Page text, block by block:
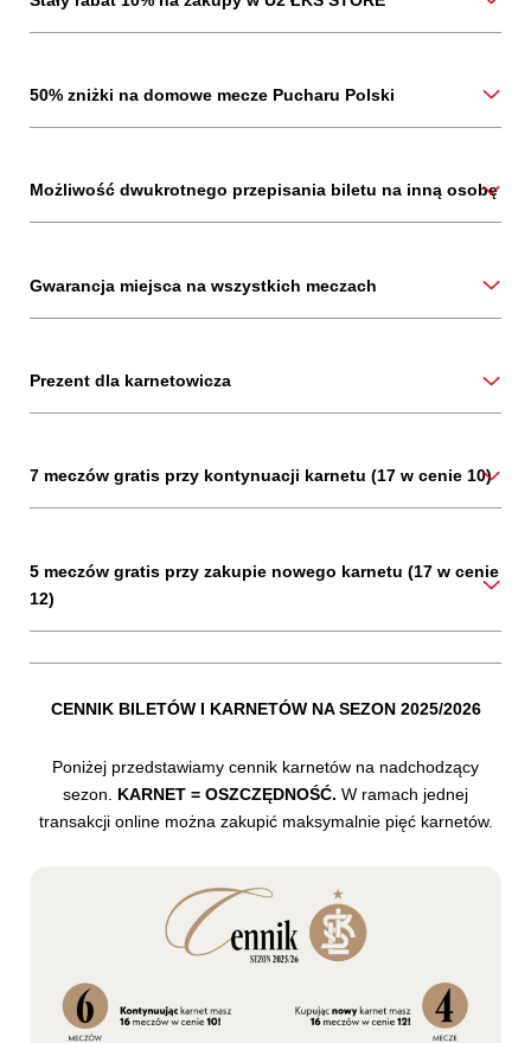
50% zniżki na domowe mecze Pucharu Polski
Możliwość dwukrotnego przepisania biletu na inną osobę
Gwarancja miejsca na wszystkich meczach
Prezent dla karnetowicza
7 meczów gratis przy kontynuacji karnetu (17 w cenie 10)
5 meczów gratis przy zakupie nowego karnetu (17 w cenie
12)
CENNIK BILETÓW I KARNETÓW NA SEZON 2025/2026
Poniżej przedstawiamy cennik karnetów na nadchodzący
sezon. KARNET = OSZCZĘDNOŚĆ. W ramach jednej
transakcji online można zakupić maksymalnie pięć karnetów.